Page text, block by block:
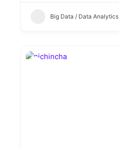
Big Data / Data Analytics